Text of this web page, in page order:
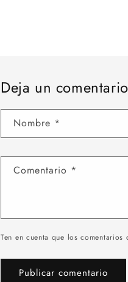
Deja un comentario
Nombre *
Comentario *
Ten en cuenta que los